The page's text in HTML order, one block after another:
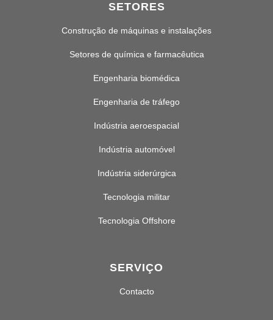
SETORES
Construção de máquinas e instalações
Setores de química e farmacêutica
Engenharia biomédica
Engenharia de tráfego
Indústria aeroespacial
Indústria automóvel
Indústria siderúrgica
Tecnologia militar
Tecnologia Offshore
SERVIÇO
Contacto